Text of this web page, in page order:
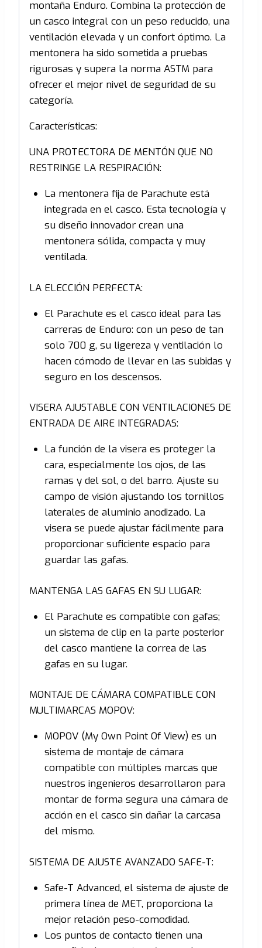
montaña Enduro. Combina la protección de
un casco integral con un peso reducido, una
ventilación elevada y un confort óptimo. La
mentonera ha sido sometida a pruebas
rigurosas y supera la norma ASTM para
ofrecer el mejor nivel de seguridad de su
categoría.
Características:
UNA PROTECTORA DE MENTÓN QUE NO
RESTRINGE LA RESPIRACIÓN:
La mentonera fija de Parachute está
integrada en el casco. Esta tecnología y
su diseño innovador crean una
mentonera sólida, compacta y muy
ventilada.
LA ELECCIÓN PERFECTA:
El Parachute es el casco ideal para las
carreras de Enduro: con un peso de tan
solo 700 g, su ligereza y ventilación lo
hacen cómodo de llevar en las subidas y
seguro en los descensos.
VISERA AJUSTABLE CON VENTILACIONES DE
ENTRADA DE AIRE INTEGRADAS:
La función de la visera es proteger la
cara, especialmente los ojos, de las
ramas y del sol, o del barro. Ajuste su
campo de visión ajustando los tornillos
laterales de aluminio anodizado. La
visera se puede ajustar fácilmente para
proporcionar suficiente espacio para
guardar las gafas.
MANTENGA LAS GAFAS EN SU LUGAR:
El Parachute es compatible con gafas;
un sistema de clip en la parte posterior
del casco mantiene la correa de las
gafas en su lugar.
MONTAJE DE CÁMARA COMPATIBLE CON
MULTIMARCAS MOPOV:
MOPOV (My Own Point Of View) es un
sistema de montaje de cámara
compatible con múltiples marcas que
nuestros ingenieros desarrollaron para
montar de forma segura una cámara de
acción en el casco sin dañar la carcasa
del mismo.
SISTEMA DE AJUSTE AVANZADO SAFE-T:
Safe-T Advanced, el sistema de ajuste de
primera línea de MET, proporciona la
mejor relación peso-comodidad.
Los puntos de contacto tienen una